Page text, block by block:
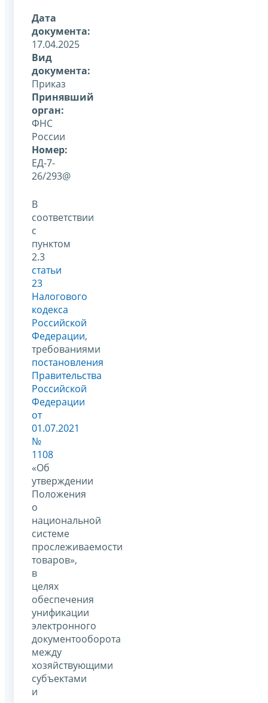
Дата
документа:
17.04.2025
Вид
документа:
Приказ
Принявший
орган:
ФНС
России
Номер:
ЕД-7-
26/293@
В
соответствии
с
пунктом
2.3
статьи
23
Налогового
кодекса
Российской
Федерации,
требованиями
постановления
Правительства
Российской
Федерации
от
01.07.2021
№
1108
«Об
утверждении
Положения
о
национальной
системе
прослеживаемости
товаров»,
в
целях
обеспечения
унификации
электронного
документооборота
между
хозяйствующими
субъектами
и